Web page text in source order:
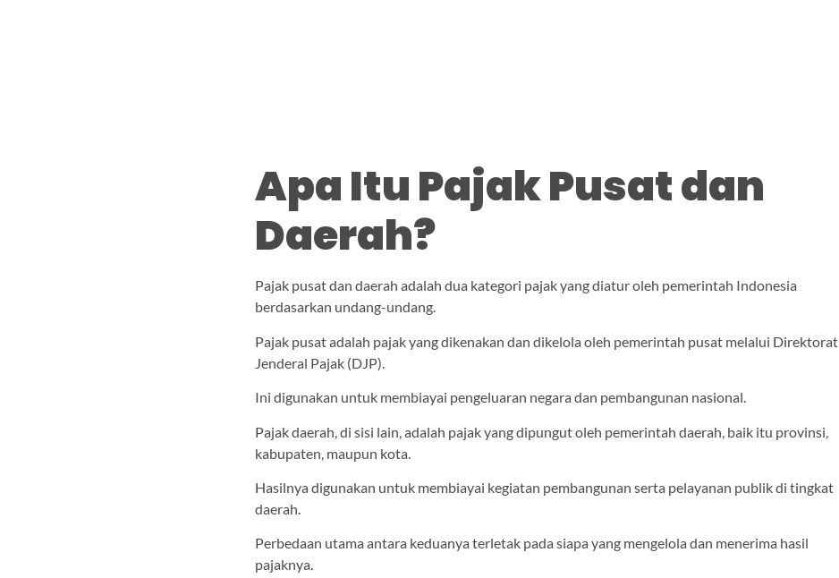
Apa Itu Pajak Pusat dan
Daerah?
Pajak pusat dan daerah adalah dua kategori pajak yang diatur oleh pemerintah Indonesia
berdasarkan undang-undang.
Pajak pusat adalah pajak yang dikenakan dan dikelola oleh pemerintah pusat melalui Direktorat
Jenderal Pajak (DJP).
Ini digunakan untuk membiayai pengeluaran negara dan pembangunan nasional.
Pajak daerah, di sisi lain, adalah pajak yang dipungut oleh pemerintah daerah, baik itu provinsi,
kabupaten, maupun kota.
Hasilnya digunakan untuk membiayai kegiatan pembangunan serta pelayanan publik di tingkat
daerah.
Perbedaan utama antara keduanya terletak pada siapa yang mengelola dan menerima hasil
pajaknya.